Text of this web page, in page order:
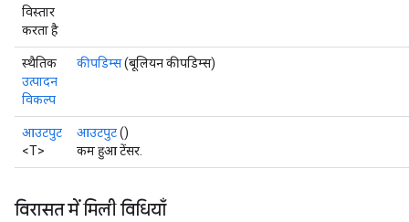
विस्तार
करता है
स्थैतिक
उत्पादन
विकल्प
कीपडिम्स(बूलियन कीपडिम्स)
आउटपुट
<T>
आउटपुट()
कम हुआ टेंसर.
विरासत में मिली विधियाँ